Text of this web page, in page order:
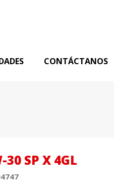
CONTÁCTANOS
SP X 4GL